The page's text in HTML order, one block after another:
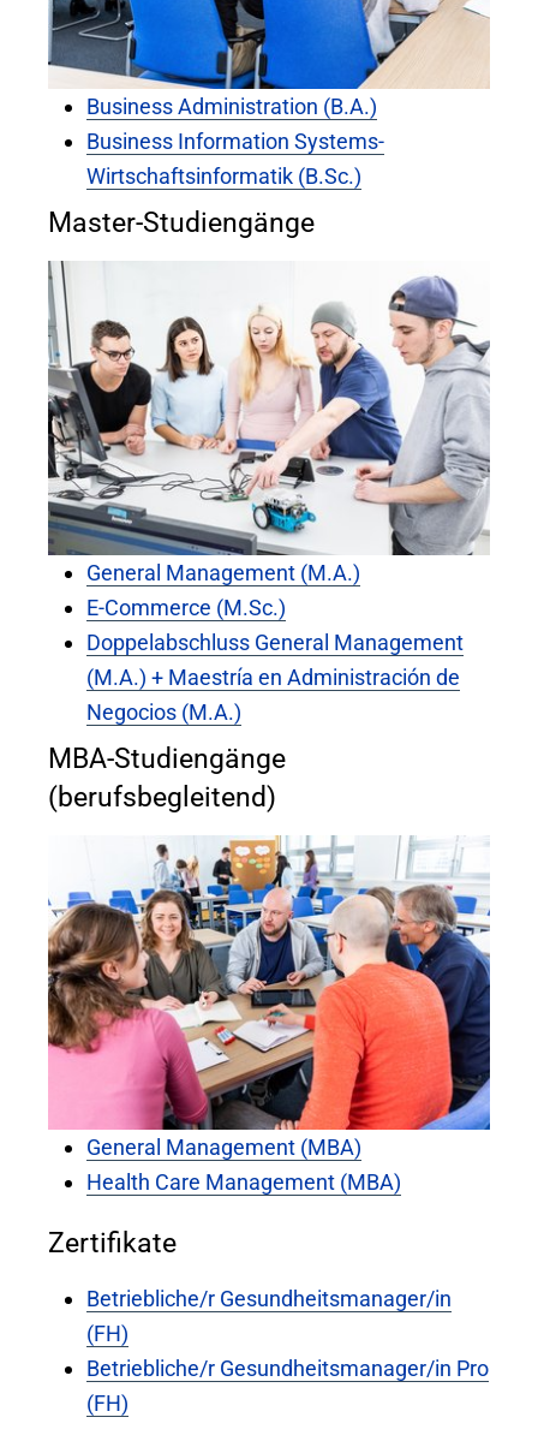
Business Administration (B.A.)
Business Information Systems-
Wirtschaftsinformatik (B.Sc.)
Master-Studiengänge
General Management (M.A.)
E-Commerce (M.Sc.)
Doppelabschluss General Management
(M.A.) + Maestría en Administración de
Negocios (M.A.)
MBA-Studiengänge
(berufsbegleitend)
General Management (MBA)
Health Care Management (MBA)
Zertifikate
Betriebliche/r Gesundheitsmanager/in
(FH)
Betriebliche/r Gesundheitsmanager/in Pro
(FH)